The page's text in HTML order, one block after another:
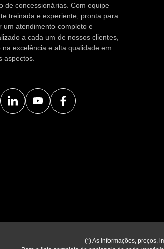
de concessionárias. Com equipe
treinada e experiente, pronta para
um atendimento completo e
a cada um de nossos clientes,
na excelência e alta qualidade em
aspectos.
(*) As informações, preços,